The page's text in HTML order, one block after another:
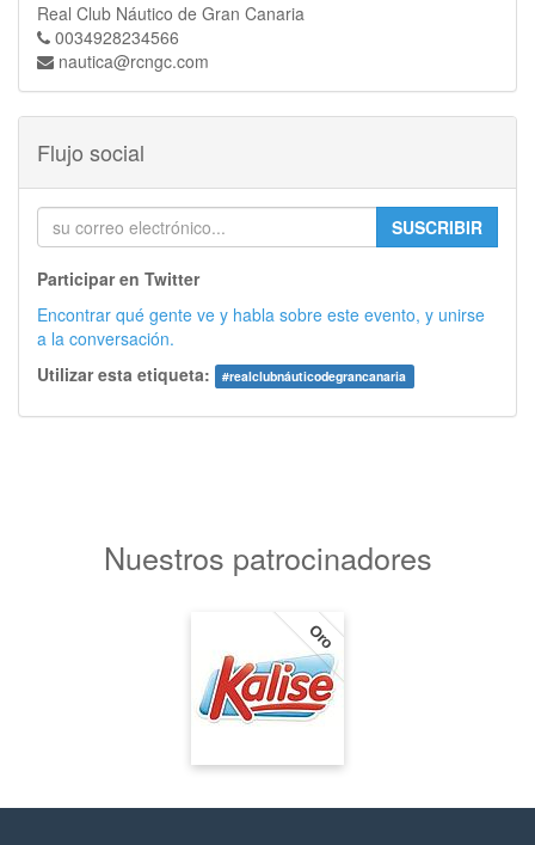
Real Club Náutico de Gran Canaria
0034928234566
nautica@rcngc.com
Flujo social
SUSCRIBIR
Participar en Twitter
Encontrar qué gente ve y habla sobre este evento, y unirse
a la conversación.
Utilizar esta etiqueta:
#realclubnáuticodegrancanaria
Nuestros patrocinadores
Oro